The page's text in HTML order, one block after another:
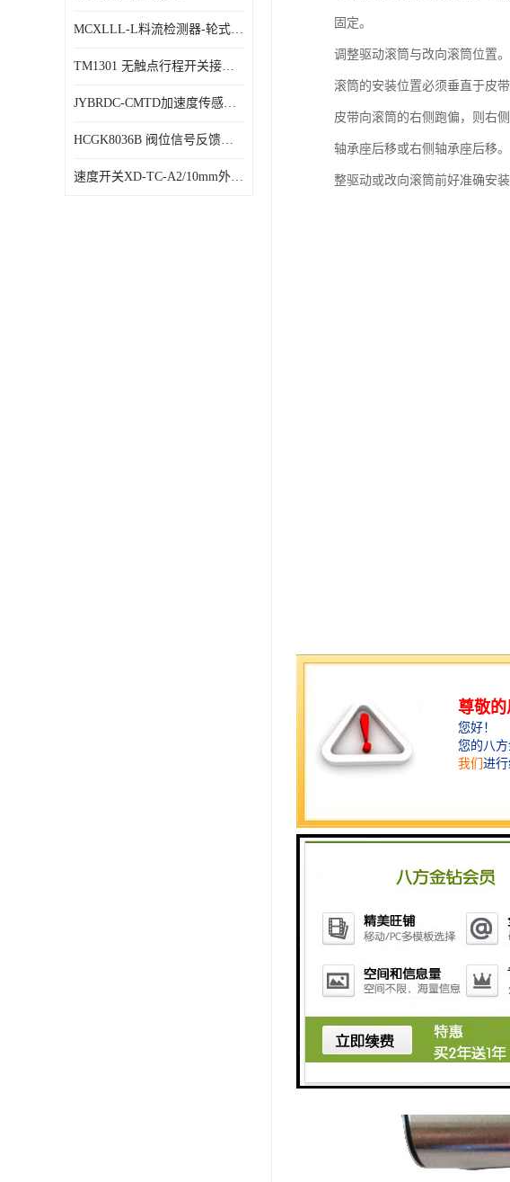
MCXLLL-L料流检测器-轮式煤流信号控制器
TM1301 无触点行程开关接线在交通设备中的稳定性
JYBRDC-CMTD加速度传感器距离远
HCGK8036B 阀位信号反馈装置 限位开关
速度开关XD-TC-A2/10mm外形图
固定。
调整驱动滚筒与改向滚筒位置
滚筒的安装位置必须垂直于皮
皮带向滚筒的右侧跑偏，则右
轴承座后移或右侧轴承座后移
整驱动或改向滚筒前好准确安装
调整承载托辊组 皮带机的皮带
长孔，以便进行调整。具体调